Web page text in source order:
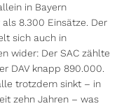
in Bayern
8.300 Einsätze. Der
sich auch in
wider: Der SAC zählte
DAV knapp 890.000.
trotzdem sinkt – in
zehn Jahren – was